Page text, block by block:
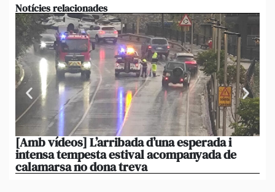
Notícies relacionades
[Amb vídeos] L’arribada d’una esperada i
intensa tempesta estival acompanyada de
calamarsa no dona treva